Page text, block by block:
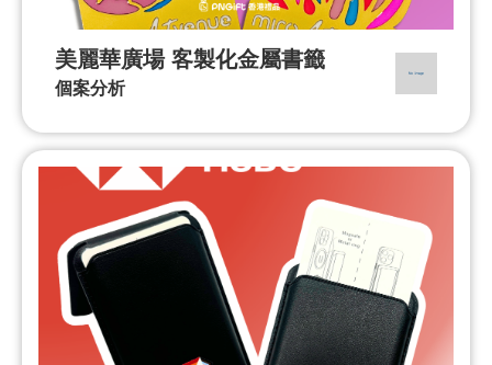
美麗華廣場 客製化金屬書籤
個案分析